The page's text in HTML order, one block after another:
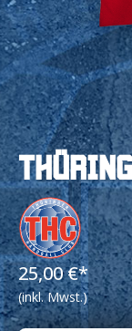
25,00 €*
(inkl. Mwst.)